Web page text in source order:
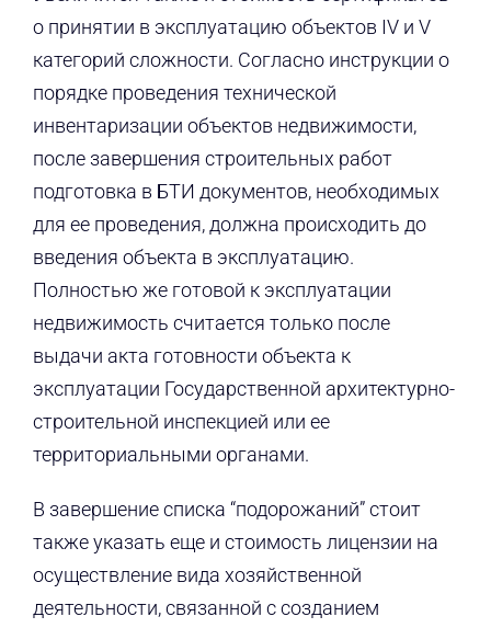
о принятии в эксплуатацию объектов IV и V
категорий сложности. Согласно инструкции о
порядке проведения технической
инвентаризации объектов недвижимости,
после завершения строительных работ
подготовка в БТИ документов, необходимых
для ее проведения, должна происходить до
введения объекта в эксплуатацию.
Полностью же готовой к эксплуатации
недвижимость считается только после
выдачи акта готовности объекта к
эксплуатации Государственной архитектурно-
строительной инспекцией или ее
территориальными органами.
В завершение списка “подорожаний” стоит
также указать еще и стоимость лицензии на
осуществление вида хозяйственной
деятельности, связанной с созданием